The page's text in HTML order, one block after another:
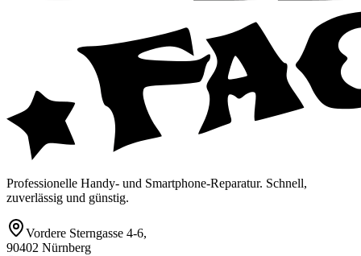
Professionelle Handy- und Smartphone-Reparatur. Schnell,
zuverlässig und günstig.
Vordere Sterngasse 4-6,
90402 Nürnberg